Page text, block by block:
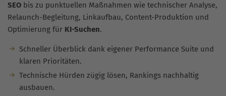
SEO bis zu punktuellen Maßnahmen wie technischer Analyse,
Relaunch-Begleitung, Linkaufbau, Content-Produktion und
Optimierung für KI-Suchen.
Schneller Überblick dank eigener Performance Suite und
klaren Prioritäten.
Technische Hürden zügig lösen, Rankings nachhaltig
ausbauen.